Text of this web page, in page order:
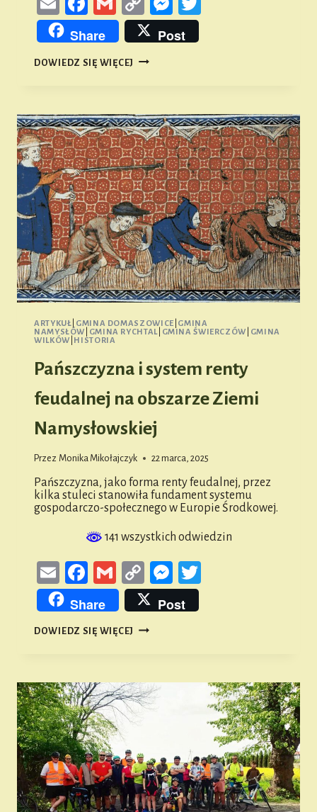
Link
Share Post
DOWIEDZ SIĘ WIĘCEJ X
ARTYKUŁ GMINA DOMASZOWICE GMINA
NAMYSŁÓW
GMINA RYCHTAL| GMINA ŚWIERCZÓW
GMINA
WILKÓW
HISTORIA
Pańszczyzna i system renty
feudalnej na obszarze Ziemi
Namysłowskiej
Przez Monika Mikołajczyk 22 marca, 2025
Pańszczyzna, jako forma renty feudalnej, przez
kilka stuleci stanowiła fundament systemu
gospodarczo-społecznego w Europie Środkowej.
141 wszystkich odwiedzin
EmailFacebook
GmailCopy
Link
Messenger
Share Post
DOWIEDZ SIĘ WIĘCEJ PAŃSZCZYZNA
OBSZARZE
ZIEMI
NAMYSŁOWSKIEJ